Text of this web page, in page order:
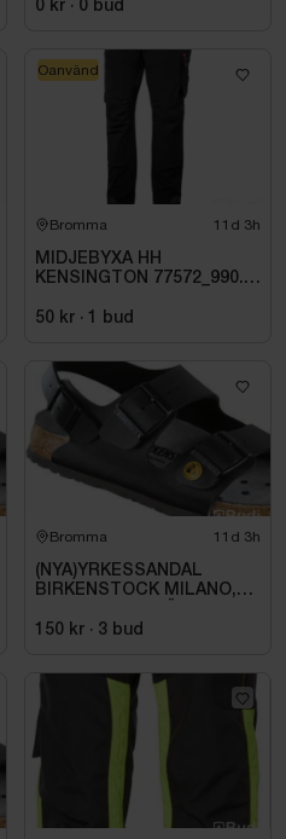
0 kr · 0 bud
Bromma 11d 3h
MIDJEBYXA HH
KENSINGTON 77572_990.
50 kr · 1 bud
Oanvänd
Bromma 11d 3h
(NYA)YRKESSANDAL
BIRKENSTOCK MILANO,
SVART. STL 42
150 kr · 3 bud